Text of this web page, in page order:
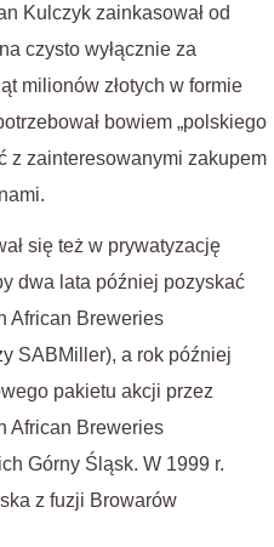
Kulczyk zainkasował od
czysto wyłącznie za
milionów złotych w formie
bowiem „polskiego
z zainteresowanymi zakupem
się też w prywatyzację
dwa lata później pozyskać
African Breweries
SABMiller), a rok później
pakietu akcji przez
African Breweries
Górny Śląsk. W 1999 r.
z fuzji Browarów